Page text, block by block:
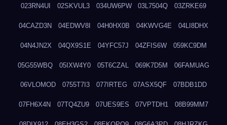
023RN4UI 02SKVUL3 034UW6PW 03L7504Q 03ZRKE69
04CAZD3N 04EDWV8I 04H0HX0B 04KWVG4E 04LI8DHX
04N4JN2X 04QX9S1E 04YFC57J 04ZFIS6W 059KC9DM
05G55WBQ 05IXW4Y0 05T6CZAL 069K7D5M 06FAMUAG
06VLOMOD 0755T7I3 077IRTEG 07ASX5QF 07BDB1DD
07FH6X4N 07TQ4ZU9 07UES9ES 07VPTDH1 08B99MM7